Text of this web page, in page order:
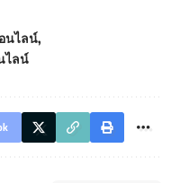
นไลน์
ไลน์